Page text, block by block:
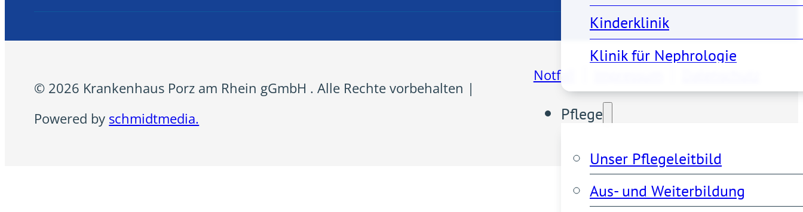
Kinderklinik
Klinik für Nephrologie
Klinik für Notfall- und
Klinik für Orthopädie, Unfall-
Institut für diagnostische und
Klinik für Rheumatologie
Pflege
Unser Pflegeleitbild
Aus- und Weiterbildung
© 2026 Krankenhaus Porz am Rhein gGmbH . Alle Rechte vorbehalten |
Powered by schmidtmedia.
Notfall